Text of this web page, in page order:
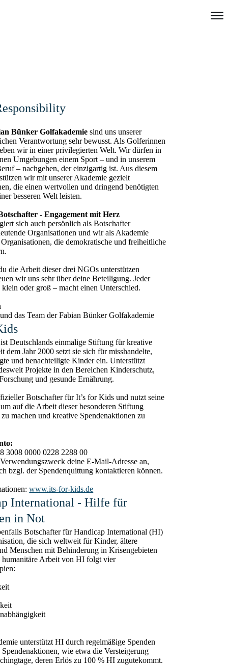
Bünker Golfakademie sind uns unserer
Verantwortung sehr bewusst. Als Golferinnen
wir in einer privilegierten Welt. Wir dürfen in
Umgebungen einem Sport – und in unserem
– nachgehen, der einzigartig ist. Aus diesem
wir mit unserer Akademie gezielt
die einen wertvollen und dringend benötigten
besseren Welt leisten.
- Engagement mit Herz
sich auch persönlich als Botschafter
Organisationen und wir als Akademie
die demokratische und freiheitliche
die Arbeit dieser drei NGOs unterstützen
wir uns sehr über deine Beteiligung. Jeder
oder groß – macht einen Unterschied.
das Team der Fabian Bünker Golfakademie
Deutschlands einmalige Stiftung für kreative
dem Jahr 2000 setzt sie sich für misshandelte,
und benachteiligte Kinder ein. Unterstützt
Projekte in den Bereichen Kinderschutz,
und gesunde Ernährung.
Botschafter für It’s for Kids und nutzt seine
auf die Arbeit dieser besonderen Stiftung
machen und kreative Spendenaktionen zu
3008 0000 0228 2288 00
deine E-Mail-Adresse an,
bzgl. der Spendenquittung kontaktieren können.
www.its-for-kids.de
International - Hilfe für
in Not
Botschafter für Handicap International (HI)
die sich weltweit für Kinder, ältere
Menschen mit Behinderung in Krisengebieten
humanitäre Arbeit von HI folgt vier
unterstützt HI durch regelmäßige Spenden
wie etwa die Versteigerung
deren Erlös zu 100 % HI zugutekommt.